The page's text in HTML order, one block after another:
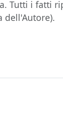
Tutti i fatti
dell'Autore).